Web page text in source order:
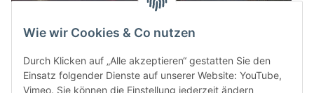
Wie wir Cookies & Co nutzen
Durch Klicken auf „Alle akzeptieren“ gestatten Sie den
Einsatz folgender Dienste auf unserer Website: YouTube,
Vimeo. Sie können die Einstellung jederzeit ändern